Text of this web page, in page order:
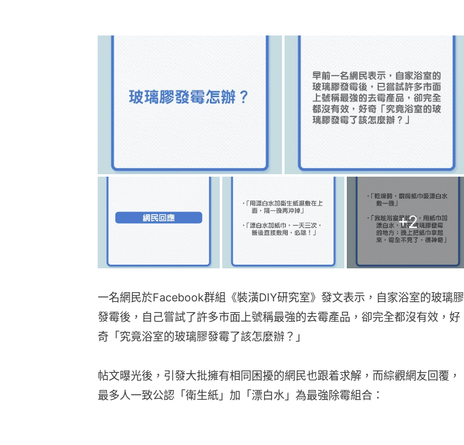
+2
一名網民於Facebook群組《裝潢DIY研究室》發文表示，自家浴室的玻璃膠
發霉後，自己嘗試了許多市面上號稱最強的去霉產品，卻完全都沒有效，好
奇「究竟浴室的玻璃膠發霉了該怎麼辦？」
帖文曝光後，引發大批擁有相同困擾的網民也跟着求解，而綜觀網友回覆，
最多人一致公認「衛生紙」加「漂白水」為最強除霉組合：